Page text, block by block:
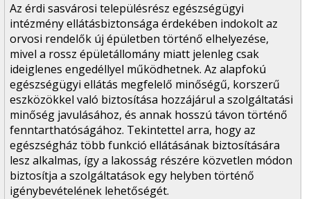
Az érdi sasvárosi településrész egészségügyi
intézmény ellátásbiztonsága érdekében indokolt az
orvosi rendelők új épületben történő elhelyezése,
mivel a rossz épületállomány miatt jelenleg csak
ideiglenes engedéllyel működhetnek. Az alapfokú
egészségügyi ellátás megfelelő minőségű, korszerű
eszközökkel való biztosítása hozzájárul a szolgáltatási
minőség javulásához, és annak hosszú távon történő
fenntarthatóságához. Tekintettel arra, hogy az
egészségház több funkció ellátásának biztosítására
lesz alkalmas, így a lakosság részére közvetlen módon
biztosítja a szolgáltatások egy helyben történő
igénybevételének lehetőségét.